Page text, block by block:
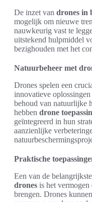
De inzet van drones in
mogelijk om nieuwe
nauwkeurig vast te
uitstekend hulpmiddel
bezighouden met het
Natuurbeheer met
Drones spelen een
innovatieve
behoud van natuurlijke
hebben drone
geïntegreerd in hun
aanzienlijke
Praktische
Een van de
drones is het
brengen. Drones